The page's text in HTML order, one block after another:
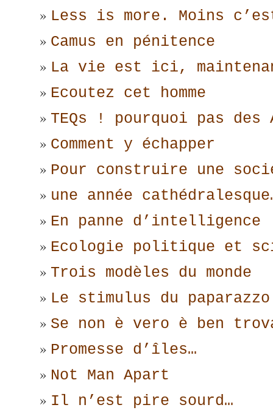
Less is more. Moins
Camus en pénitence
La vie est ici,
Ecoutez cet homme
TEQs ! pourquoi pas des
Comment y échapper
Pour construire une
une année
En panne d’intelligence
Ecologie politique et
Trois modèles du monde
Le stimulus du paparazzo
Se non è vero è ben
Promesse d’îles…
Not Man Apart
Il n’est pire sourd…